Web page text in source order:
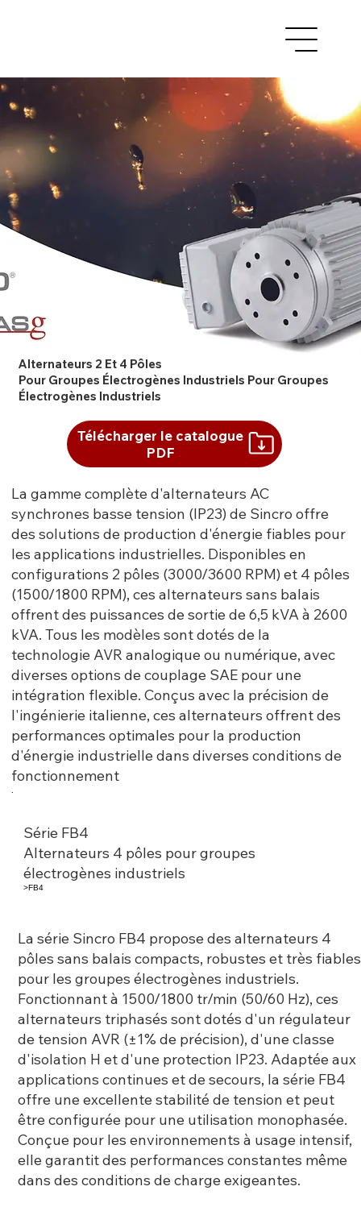
Alternateurs 2 Et 4 Pôles
Pour Groupes Électrogènes Industriels Pour Groupes
Électrogènes Industriels
Télécharger le catalogue
PDF
La gamme complète d'alternateurs AC
synchrones basse tension (IP23) de Sincro offre
des solutions de production d'énergie fiables pour
les applications industrielles. Disponibles en
configurations 2 pôles (3000/3600 RPM) et 4 pôles
(1500/1800 RPM), ces alternateurs sans balais
offrent des puissances de sortie de 6,5 kVA à 2600
kVA. Tous les modèles sont dotés de la
technologie AVR analogique ou numérique, avec
diverses options de couplage SAE pour une
intégration flexible. Conçus avec la précision de
l'ingénierie italienne, ces alternateurs offrent des
performances optimales pour la production
d'énergie industrielle dans diverses conditions de
fonctionnement
.
Série FB4
Alternateurs 4 pôles pour groupes
électrogènes industriels
>FB4
La série Sincro FB4 propose des alternateurs 4
pôles sans balais compacts, robustes et très fiables
pour les groupes électrogènes industriels.
Fonctionnant à 1500/1800 tr/min (50/60 Hz), ces
alternateurs triphasés sont dotés d'un régulateur
de tension AVR (±1% de précision), d'une classe
d'isolation H et d'une protection IP23. Adaptée aux
applications continues et de secours, la série FB4
offre une excellente stabilité de tension et peut
être configurée pour une utilisation monophasée.
Conçue pour les environnements à usage intensif,
elle garantit des performances constantes même
dans des conditions de charge exigeantes.